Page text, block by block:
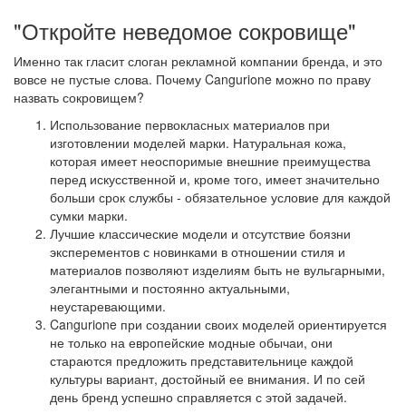
"Откройте неведомое сокровище"
Именно так гласит слоган рекламной компании бренда, и это
вовсе не пустые слова. Почему Cangurione можно по праву
назвать сокровищем?
Использование первокласных материалов при
изготовлении моделей марки. Натуральная кожа,
которая имеет неоспоримые внешние преимущества
перед искусственной и, кроме того, имеет значительно
больши срок службы - обязательное условие для каждой
сумки марки.
Лучшие классические модели и отсутствие боязни
эксперементов с новинками в отношении стиля и
материалов позволяют изделиям быть не вульгарными,
элегантными и постоянно актуальными,
неустаревающими.
Cangurione при создании своих моделей ориентируется
не только на европейские модные обычаи, они
стараются предложить представительнице каждой
культуры вариант, достойный ее внимания. И по сей
день бренд успешно справляется с этой задачей.